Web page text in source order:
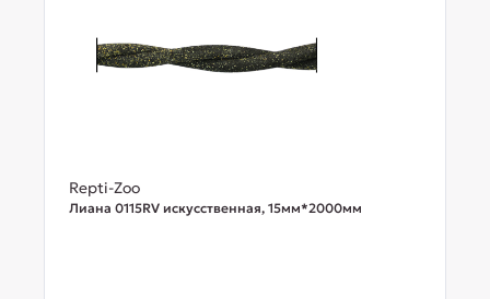
Repti-Zoo
Лиана 0115RV искусственная, 15мм*2000мм